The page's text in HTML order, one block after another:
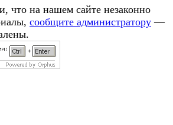
что на нашем сайте незаконно
сообщите администратору —